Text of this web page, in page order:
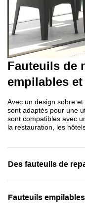
Fauteuils de
empilables
Avec un design sobre
sont adaptés pour une
sont compatibles avec
la restauration, les
Des fauteuils de
Fauteuils